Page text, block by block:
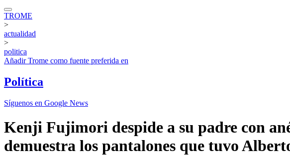
TROME
>
actualidad
>
politica
AñadirTrome como fuente preferida en
Política
Síguenos en Google News
Kenji Fujimori despide a su padre con
demuestra los pantalones que tuvo